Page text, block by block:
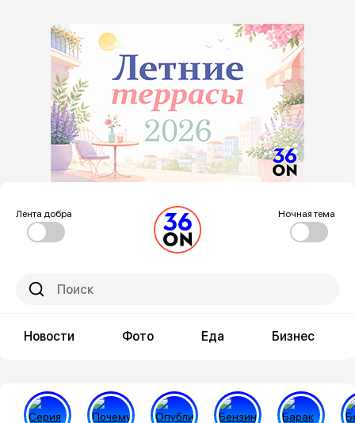
Лента добра Ночная тема
Новости Фото Еда Бизнес